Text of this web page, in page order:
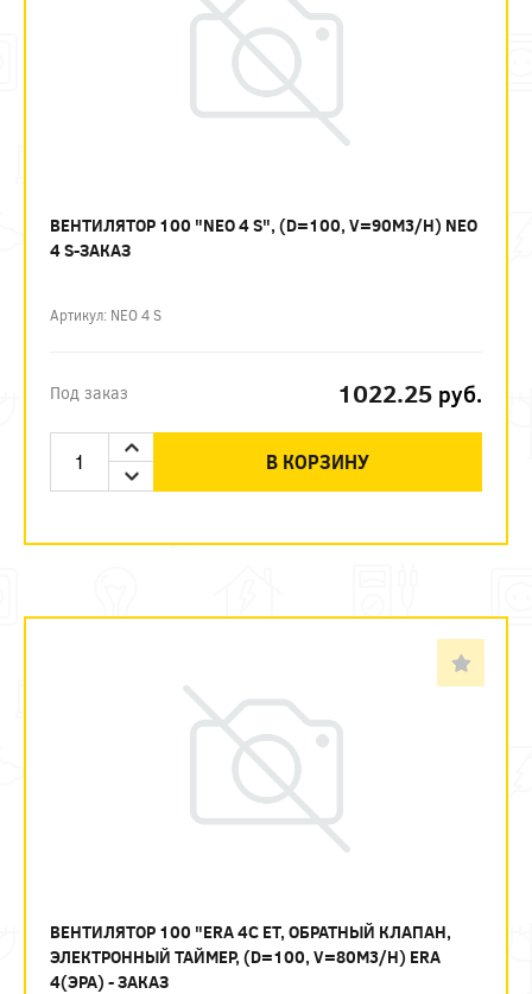
ВЕНТИЛЯТОР 100 "NEO 4 S", (D=100, V=90M3/H) NEO
4 S-ЗАКАЗ
Артикул: NEO 4 S
Под заказ 1022.25 руб.
В КОРЗИНУ
ВЕНТИЛЯТОР 100 "ERA 4С ЕТ, ОБРАТНЫЙ КЛАПАН,
ЭЛЕКТРОННЫЙ ТАЙМЕР, (D=100, V=80M3/H) ERA
4(ЭРА) - ЗАКАЗ